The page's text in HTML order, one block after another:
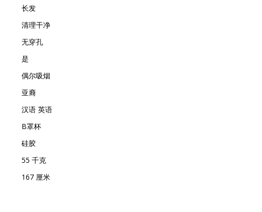
长发
清理干净
无穿孔
是
偶尔吸烟
亚裔
汉语 英语
B罩杯
硅胶
55 千克
167 厘米